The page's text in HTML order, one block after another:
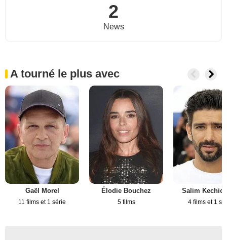
2
News
A tourné le plus avec
Gaël Morel
11 films et 1 série
Élodie Bouchez
5 films
Salim
4 films et 1